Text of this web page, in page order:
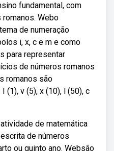
fundamental, com
Webo
de numeração
i, x, c e m e como
para representar
de números romanos
romanos são
(1), v (5), x (10), l (50), c
de matemática
de números
ou quinto ano. Websão